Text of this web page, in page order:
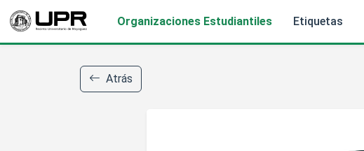
Organizaciones Estudiantiles Etiquetas
Atrás